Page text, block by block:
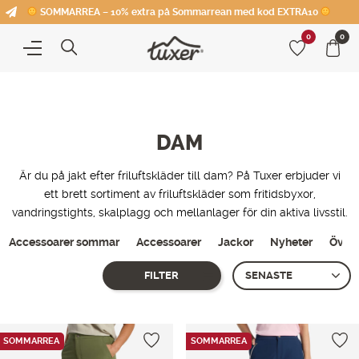
SOMMARREA – 10% extra på Sommarrean med kod EXTRA10
0 0
DAM
Är du på jakt efter friluftskläder till dam? På Tuxer erbjuder vi
ett brett sortiment av friluftskläder som fritidsbyxor,
vandringstights, skalplagg och mellanlager för din aktiva livsstil.
Showing all 5 results
FILTER
Accessoarer sommar Accessoarer Jackor Nyheter
SOMMARREA SOMMARREA